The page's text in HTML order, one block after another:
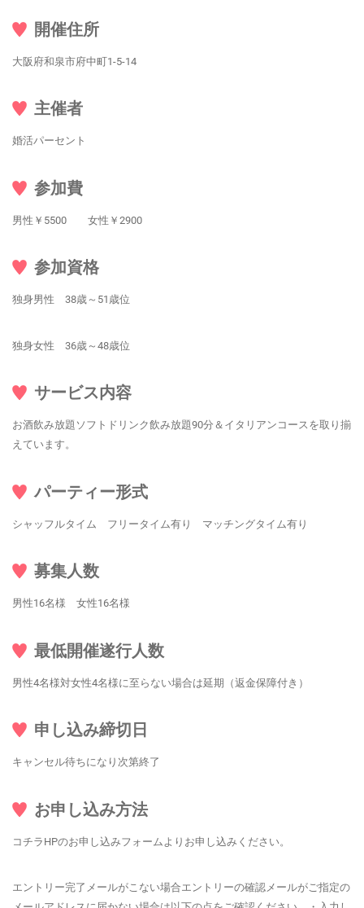
開催住所
大阪府和泉市府中町1-5-14
主催者
婚活パーセント
参加費
男性￥5500 女性￥2900
参加資格
独身男性 38歳～51歳位
独身女性 36歳～48歳位
サービス内容
お酒飲み放題ソフトドリンク飲み放題90分＆イタリアンコースを取り揃
えています。
パーティー形式
シャッフルタイム フリータイム有り マッチングタイム有り
募集人数
男性16名様 女性16名様
最低開催遂行人数
男性4名様対女性4名様に至らない場合は延期（返金保障付き）
申し込み締切日
キャンセル待ちになり次第終了
お申し込み方法
コチラHPのお申し込みフォームよりお申し込みください。
エントリー完了メールがこない場合エントリーの確認メールがご指定の